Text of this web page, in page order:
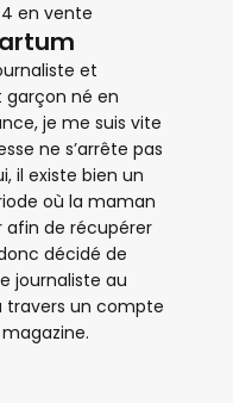
en vente
et
garçon né en
je me suis vite
ne s’arrête pas
il existe bien un
où la maman
afin de récupérer
décidé de
journaliste au
un compte